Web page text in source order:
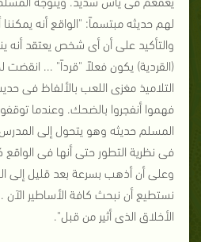
لهم حديثه مبتسماً: "الواقع أنه
والتأكيد على أن أى شخص يعتقد أنه
(القردية) يكون فعلاً "قرداً" ...
التلاميذ مغزى اللعب بالألفاظ فى
فهموا أنفجروا بالضحك. وعندما
المسلم حديثه وهو يتحول إلى المدرس
فى نظرية التطور حتى أنها فى
وعلى أن أذهب بسرعة بعد قليل إلى
نستطيع أن نبحث كافة الأساطير
الأخلاق الذى أثير من قبل".